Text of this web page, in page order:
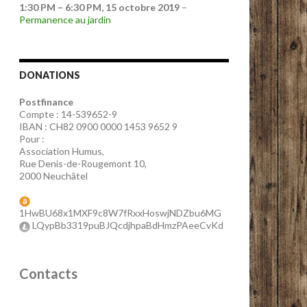
1:30 PM – 6:30 PM, 15 octobre 2019 –
Permanence au jardin
DONATIONS
Postfinance
Compte : 14-539652-9
IBAN : CH82 0900 0000 1453 9652 9
Pour :
Association Humus,
Rue Denis-de-Rougemont 10,
2000 Neuchâtel
1HwBU68x1MXF9c8W7fRxxHoswjNDZbu6MG
LQypBb3319puBJQcdjhpaBdHmzPAeeCvKd
Contacts